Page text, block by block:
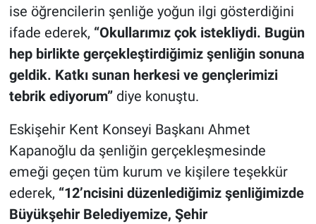
ise öğrencilerin şenliğe yoğun ilgi gösterdiğini
ifade ederek, “Okullarımız çok istekliydi. Bugün
hep birlikte gerçekleştirdiğimiz şenliğin sonuna
geldik. Katkı sunan herkesi ve gençlerimizi
tebrik ediyorum”diye konuştu.
Eskişehir Kent Konseyi Başkanı Ahmet
Kapanoğlu da şenliğin gerçekleşmesinde
emeği geçen tüm kurum ve kişilere teşekkür
ederek, “12’ncisini düzenlediğimiz şenliğimizde
Büyükşehir Belediyemize, Şehir